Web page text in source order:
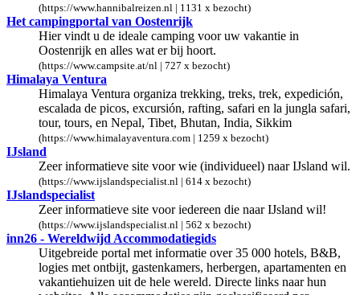
(https://www.hannibalreizen.nl | 1131 x bezocht)
Het campingportal van Oostenrijk
Hier vindt u de ideale camping voor uw vakantie in
Oostenrijk en alles wat er bij hoort.
(https://www.campsite.at/nl | 727 x bezocht)
Himalaya Ventura
Himalaya Ventura organiza trekking, treks, trek, expedición,
escalada de picos, excursión, rafting, safari en la jungla safari,
tour, tours, en Nepal, Tibet, Bhutan, India, Sikkim
(https://www.himalayaventura.com | 1259 x bezocht)
IJsland
Zeer informatieve site voor wie (individueel) naar IJsland wil.
(https://www.ijslandspecialist.nl | 614 x bezocht)
IJslandspecialist
Zeer informatieve site voor iedereen die naar IJsland wil!
(https://www.ijslandspecialist.nl | 562 x bezocht)
inn26 - Wereldwijd Accommodatiegids
Uitgebreide portal met informatie over 35 000 hotels, B&B,
logies met ontbijt, gastenkamers, herbergen, apartamenten en
vakantiehuizen uit de hele wereld. Directe links naar hun